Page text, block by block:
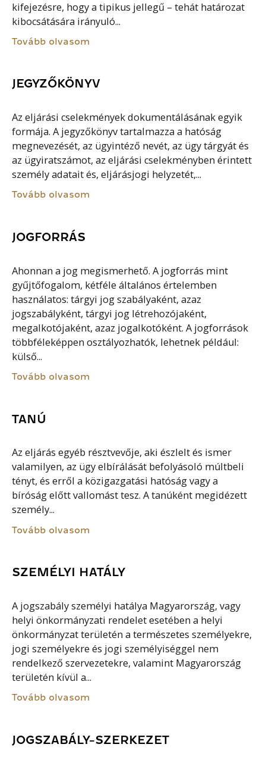
kifejezésre, hogy a tipikus jellegű – tehát határozat
kibocsátására irányuló...
Tovább olvasom
JEGYZŐKÖNYV
Az eljárási cselekmények dokumentálásának egyik
formája. A jegyzőkönyv tartalmazza a hatóság
megnevezését, az ügyintéző nevét, az ügy tárgyát és
az ügyiratszámot, az eljárási cselekményben érintett
személy adatait és, eljárásjogi helyzetét,...
Tovább olvasom
JOGFORRÁS
Ahonnan a jog megismerhető. A jogforrás mint
gyűjtőfogalom, kétféle általános értelemben
használatos: tárgyi jog szabályaként, azaz
jogszabályként, tárgyi jog létrehozójaként,
megalkotójaként, azaz jogalkotóként. A jogforrások
többféleképpen osztályozhatók, lehetnek például:
külső...
Tovább olvasom
TANÚ
Az eljárás egyéb résztvevője, aki észlelt és ismer
valamilyen, az ügy elbírálását befolyásoló múltbeli
tényt, és erről a közigazgatási hatóság vagy a
bíróság előtt vallomást tesz. A tanúként megidézett
személy...
Tovább olvasom
SZEMÉLYI HATÁLY
A jogszabály személyi hatálya Magyarország, vagy
helyi önkormányzati rendelet esetében a helyi
önkormányzat területén a természetes személyekre,
jogi személyekre és jogi személyiséggel nem
rendelkező szervezetekre, valamint Magyarország
területén kívül a...
Tovább olvasom
JOGSZABÁLY-SZERKEZET